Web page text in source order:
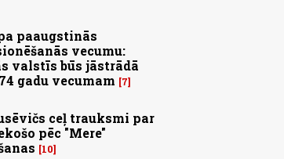
paaugstinās
vecumu:
valstīs būs jāstrādā
gadu vecumam
7
ceļ trauksmi par
pēc "Mere"
10